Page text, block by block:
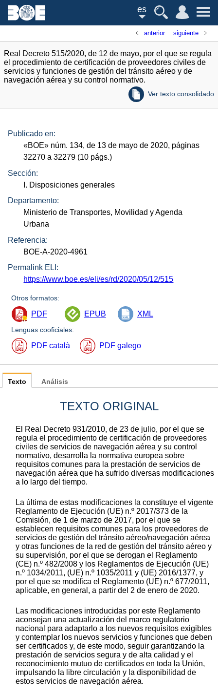
es
anterior siguiente
Real Decreto 515/2020, de 12 de mayo, por el que se regula
el procedimiento de certificación de proveedores civiles de
servicios y funciones de gestión del tránsito aéreo y de
navegación aérea y su control normativo.
Ver texto consolidado
Publicado en:
«BOE» núm. 134, de 13 de mayo de 2020, páginas
32270 a 32279 (10 págs.)
Sección:
I. Disposiciones generales
Departamento:
Ministerio de Transportes, Movilidad y Agenda
Urbana
Referencia:
BOE-A-2020-4961
Permalink ELI:
https://www.boe.es/eli/es/rd/2020/05/12/515
Otros formatos:
PDF EPUB XML
Lenguas cooficiales:
PDF català PDF galego
Texto
TEXTO ORIGINAL
El Real Decreto 931/2010, de 23 de julio, por el que se
regula el procedimiento de certificación de proveedores
civiles de servicios de navegación aérea y su control
normativo, desarrolla la normativa europea sobre
requisitos comunes para la prestación de servicios de
navegación aérea que ha sufrido diversas modificaciones
a lo largo del tiempo.
La última de estas modificaciones la constituye el vigente
Reglamento de Ejecución (UE) n.º 2017/373 de la
Comisión, de 1 de marzo de 2017, por el que se
establecen requisitos comunes para los proveedores de
servicios de gestión del tránsito aéreo/navegación aérea
y otras funciones de la red de gestión del tránsito aéreo y
su supervisión, por el que se derogan el Reglamento
(CE) n.º 482/2008 y los Reglamentos de Ejecución (UE)
n.º 1034/2011, (UE) n.º 1035/2011 y (UE) 2016/1377, y
por el que se modifica el Reglamento (UE) n.º 677/2011,
aplicable, en general, a partir del 2 de enero de 2020.
Las modificaciones introducidas por este Reglamento
aconsejan una actualización del marco regulatorio
nacional para adaptarlo a los nuevos requisitos exigibles
y contemplar los nuevos servicios y funciones que deben
ser certificados y, de este modo, seguir garantizando la
prestación de servicios segura y de alta calidad y el
reconocimiento mutuo de certificados en toda la Unión,
impulsando la libre circulación y la disponibilidad de
estos servicios de navegación aérea.
Análisis